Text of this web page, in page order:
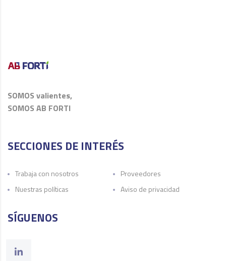
SOMOS valientes,
SOMOS AB FORTI
SECCIONES DE INTERÉS
Trabaja con nosotros
Proveedores
Nuestras políticas
Aviso de privacidad
SÍGUENOS